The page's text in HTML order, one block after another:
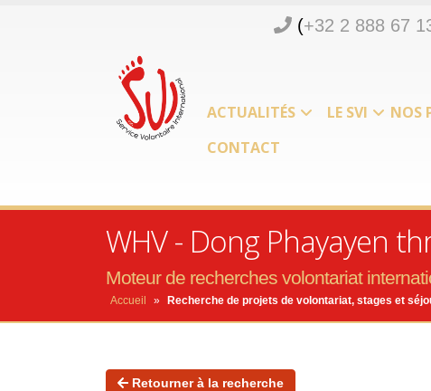
(+32 2 888 67
ACTUALITÉS LE SVI NOS
CONTACT
WHV - Dong Phayayen
Moteur de recherches volontariat
Accueil » Recherche de projets de volontariat, stages et
Retourner à la recherche